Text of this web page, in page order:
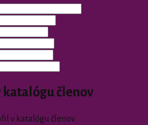
katalógu členov
v katalógu členov